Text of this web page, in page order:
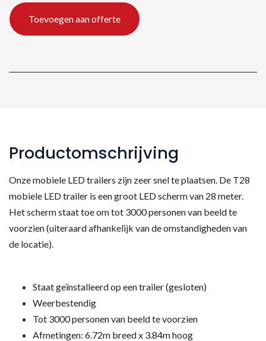
Mobile
LED
aantal
Toevoegen aan offerte
Productomschrijving
Onze mobiele LED trailers zijn zeer snel te plaatsen. De T28
mobiele LED trailer is een groot LED scherm van 28 meter.
Het scherm staat toe om tot 3000 personen van beeld te
voorzien (uiteraard afhankelijk van de omstandigheden van
de locatie).
Staat geïnstalleerd op een trailer (gesloten)
Weerbestendig
Tot 3000 personen van beeld te voorzien
Afmetingen: 6.72m breed x 3.84m hoog